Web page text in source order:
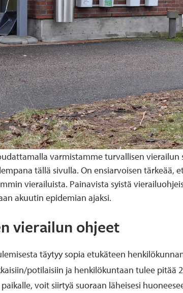
varmistamme turvallisen
tällä sivulla. On ensiarvoisen
vierailuista. Painavista syistä
akuutin epidemian ajaksi.
vierailun ohjeet
täytyy sopia etukäteen
potilaisiin ja henkilökuntaan tulee pitää
voit siirtyä suoraan läheisesi